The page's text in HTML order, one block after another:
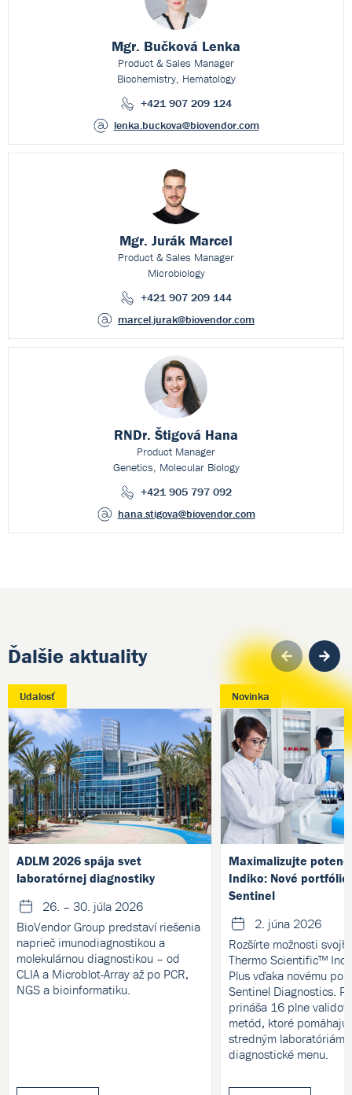
Mgr. Bučková Lenka
Product & Sales Manager
Biochemistry, Hematology
+421 907 209 124
lenka.buckova@biovendor.com
Mgr. Jurák Marcel
Product & Sales Manager
Microbiology
+421 907 209 144
marcel.jurak@biovendor.com
RNDr. Štigová Hana
Product Manager
Genetics, Molecular Biology
+421 905 797 092
hana.stigova@biovendor.com
Ďalšie aktuality
Udalosť
ADLM 2026 spája svet
laboratórnej diagnostiky
26. – 30. júla 2026
BioVendor Group predstaví riešenia
naprieč imunodiagnostikou a
molekulárnou diagnostikou – od
CLIA a Microblot-Array až po PCR,
NGS a bioinformatiku.
Novinka
Maximalizujte
Indiko: Nové
Sentinel
2. júna 2026
Rozšírte možnosti
Thermo Scientific™
Plus vďaka novému
Sentinel Diagnostics.
prináša 16 plne
metód, ktoré pomáhajú
stredným laboratóriám
diagnostické menu.